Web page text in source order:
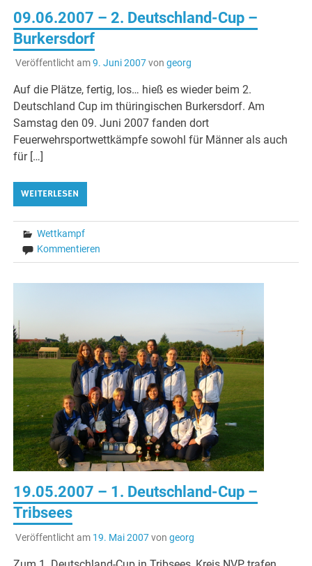
09.06.2007 – 2. Deutschland-Cup –
Burkersdorf
Veröffentlicht am9. Juni 2007von georg
Auf die Plätze, fertig, los… hieß es wieder beim 2.
Deutschland Cup im thüringischen Burkersdorf. Am
Samstag den 09. Juni 2007 fanden dort
Feuerwehrsportwettkämpfe sowohl für Männer als auch
für […]
WEITERLESEN
Wettkampf
Kommentieren
19.05.2007 – 1. Deutschland-Cup –
Tribsees
Veröffentlicht am 19. Mai 2007von georg